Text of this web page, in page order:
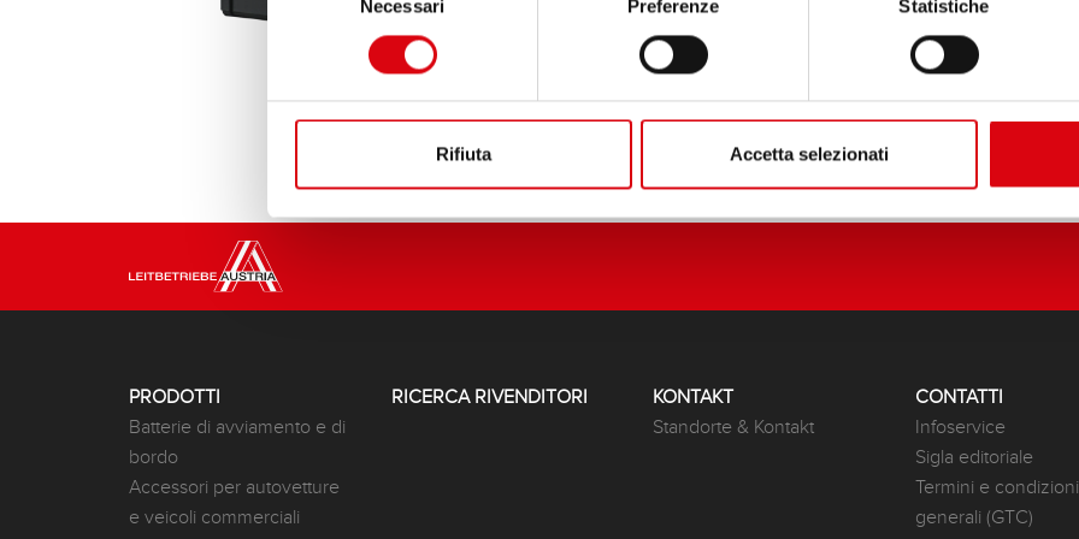
Necessari Preferenze Statistiche
Rifiuta Accetta selezionati
PRODOTTI
Batterie di avviamento e di
bordo
Accessori per autovetture
e veicoli commerciali
RICERCA RIVENDITORI
KONTAKT
Standorte & Kontakt
CONTATTI
Infoservice
Sigla editoriale
Termini e condizioni
generali (GTC)